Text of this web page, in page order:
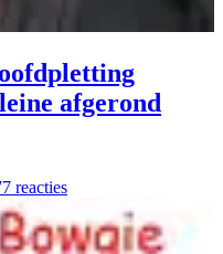
afgerond
reacties